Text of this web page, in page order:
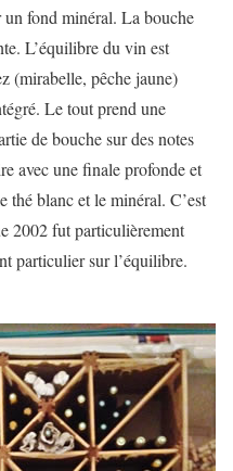
un fond minéral. La bouche
L’équilibre du vin est
(mirabelle, pêche jaune)
Le tout prend une
de bouche sur des notes
avec une finale profonde et
thé blanc et le minéral. C’est
2002 fut particulièrement
particulier sur l’équilibre.